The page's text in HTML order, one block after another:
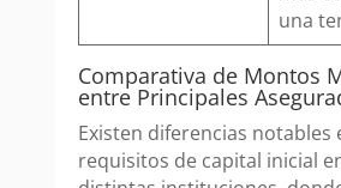
una
Comparativa de Montos
entre Principales
Existen diferencias notables
requisitos de capital inicial